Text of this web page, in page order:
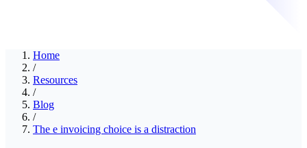
Home
/
Resources
/
Blog
/
The e invoicing choice is a distraction